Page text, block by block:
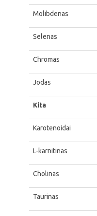
Molibdenas
Selenas
Chromas
Jodas
Kita
Karotenoidai
L-karnitinas
Cholinas
Taurinas